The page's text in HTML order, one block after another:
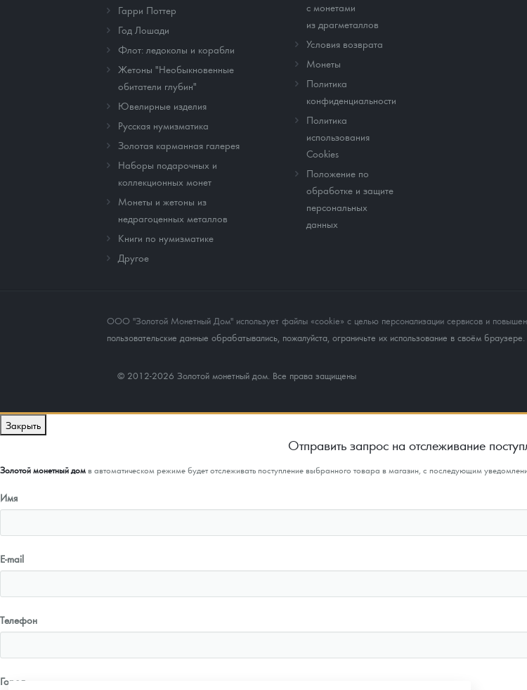
Гарри Поттер
Год Лошади
Флот: ледоколы и корабли
Жетоны "Необыкновенные
обитатели глубин"
Ювелирные изделия
Русская нумизматика
Золотая карманная галерея
Наборы подарочных и
коллекционных монет
Монеты и жетоны из
недрагоценных металлов
Книги по нумизматике
Другое
с монетами
из драгметаллов
Условия возврата
Монеты
Политика
конфиденциальности
Политика
использования
Cookies
Положение по
обработке и защите
персональных
данных
ООО "Золотой Монетный Дом" использует файлы «cookie» с целью персонализации сервисов и
пользовательские данные обрабатывались, пожалуйста, ограничьте их использование в своём браузере.
© 2012-2026 Золотой монетный дом. Все права защищены
Закрыть
Отправить запрос на отслеживание
Золотой монетный домв автоматическом режиме будет отслеживать поступление выбранного товара в магазин, с последующим
Имя
E-mail
Телефон
Город